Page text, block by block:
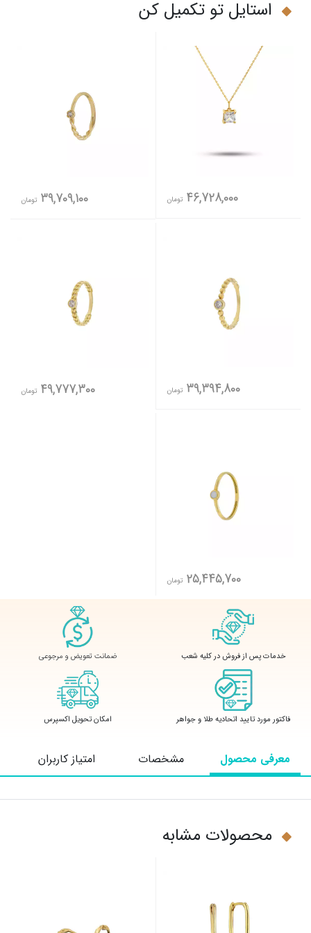
استایل تو تکمیل کن
46,728,000 تومان 39,709,100 تومان
39,394,800 تومان 49,777,300 تومان
25,445,700 تومان
خدمات پس از فروش در کلیه شعب ضمانت تعویض و مرجوعی
فاکتور مورد تایید اتحادیه طلا و جواهر امکان تحویل اکسپرس
معرفی محصول مشخصات امتیاز کاربران
محصولات مشابه